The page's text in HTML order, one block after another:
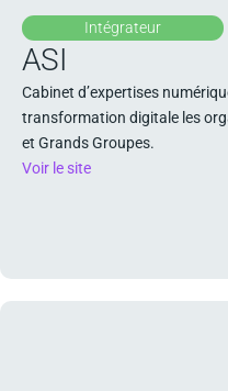
Intégrateur
ASI
Cabinet d’expertises
transformation digitale les
et Grands Groupes.
Voir le site